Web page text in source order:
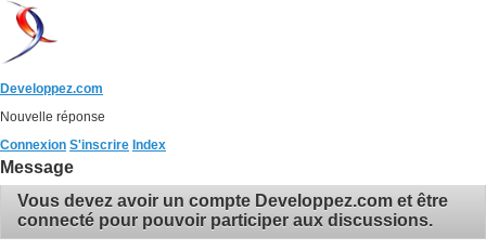
Developpez.com
Nouvelle réponse
Connexion S'inscrire Index
Message
Vous devez avoir un compte Developpez.com et être
connecté pour pouvoir participer aux discussions.